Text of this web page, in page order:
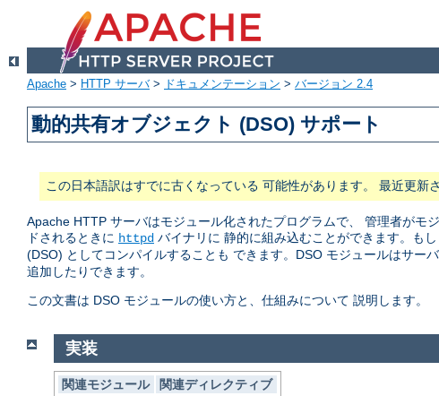
Apache > HTTP サーバ> ドキュメンテーション > バージョン 2.4
動的共有オブジェクト (DSO) サポート
この日本語訳はすでに古くなっている 可能性があります。 最近更新
Apache HTTP サーバはモジュール化されたプログラムで、 管理者がモ
ドされるときに httpd バイナリに 静的に組み込むことができます。もし
(DSO) としてコンパイルすることも できます。DSO モジュールはサー
追加したりできます。
この文書は DSO モジュールの使い方と、仕組みについて 説明します。
実装
関連モジュール
関連ディレクティブ